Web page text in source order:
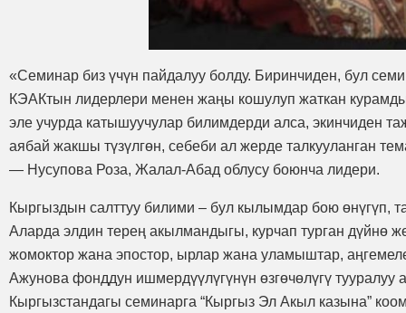
«Семинар биз үчүн пайдалуу болду. Биринчиден, бул
КЭАКтын лидерлери менен жаңы кошулуп жаткан
эле учурда катышуучулар билимдерди алса, экинчиден
аябай жакшы түзүлгөн, себеби ал жерде талкууланган
— Нусупова Роза, Жалал-Абад облусу боюнча лидери.
Кыргыздын салттуу билими – бул кылымдар бою өнүгүп,
Аларда элдин терең акылмандыгы, курчап турган дүйнө
жомоктор жана эпостор, ырлар жана уламыштар,
Ажунова фонддун ишмердүүлүгүнүн өзгөчөлүгү
Кыргызстандагы семинарга “Кыргыз Эл Акыл казына”